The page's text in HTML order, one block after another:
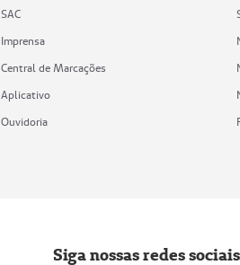
SAC
Imprensa
Central de Marcações
Aplicativo
Ouvidoria
Siga nossas redes